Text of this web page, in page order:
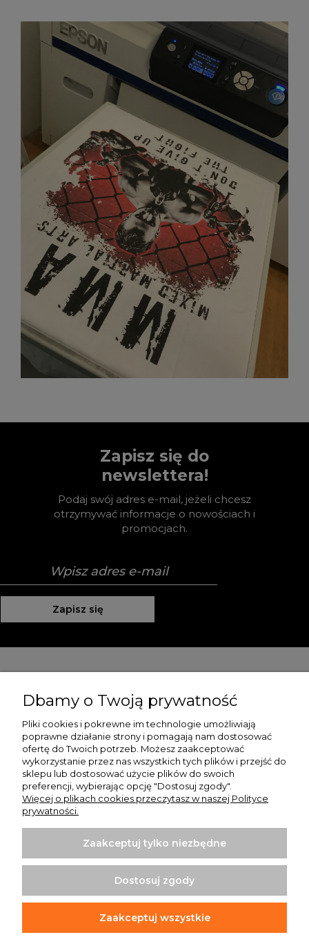
Zapisz się do
newslettera!
Podaj swój adres e-mail, jeżeli chcesz
otrzymywać informacje o nowościach i
promocjach.
Zapisz się
Moje konto
Płatności i dostawa
O nas
Koszulki z nadrukiem | Sklep internetowy Rule Out
ul. Powstańców Wielkopolskich 35/1
info@ruleout.pl
REGON: 365373965
Dbamy o Twoją prywatność
Pliki cookies i pokrewne im technologie umożliwiają
poprawne działanie strony i pomagają nam dostosować
ofertę do Twoich potrzeb. Możesz zaakceptować
wykorzystanie przez nas wszystkich tych plików i przejść do
sklepu lub dostosować użycie plików do swoich
preferencji, wybierając opcję "Dostosuj zgody".
Więcej o plikach cookies przeczytasz w naszej Polityce
prywatności.
Zaakceptuj tylko niezbędne
Dostosuj zgody
Zaakceptuj wszystkie